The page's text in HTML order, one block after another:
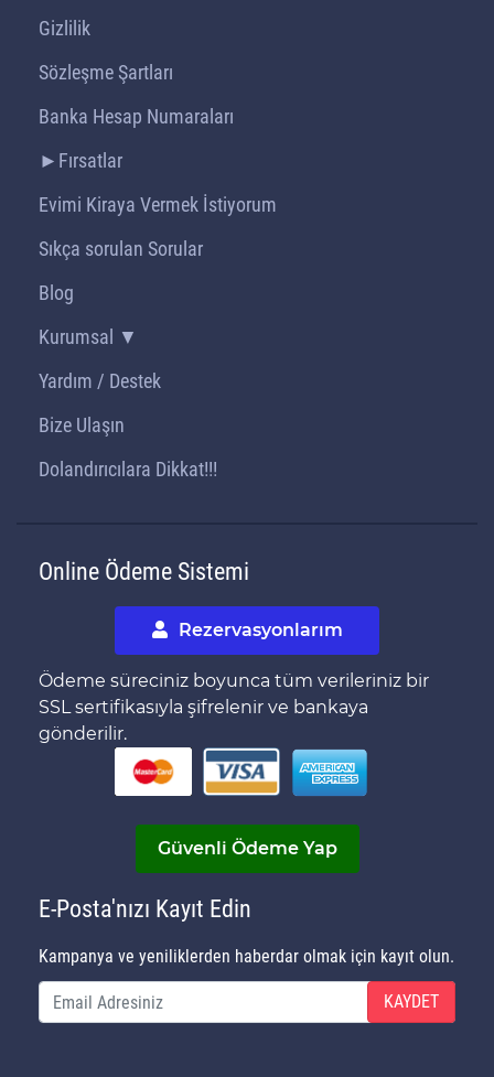
Gizlilik
Sözleşme Şartları
Banka Hesap Numaraları
►Fırsatlar
Evimi Kiraya Vermek İstiyorum
Sıkça sorulan Sorular
Blog
Kurumsal ▼
Yardım / Destek
Bize Ulaşın
Dolandırıcılara Dikkat!!!
Online Ödeme Sistemi
Rezervasyonlarım
Ödeme süreciniz boyunca tüm verileriniz bir
SSL sertifikasıyla şifrelenir ve bankaya
gönderilir.
Güvenli Ödeme Yap
E-Posta'nızı Kayıt Edin
Kampanya ve yeniliklerden haberdar olmak için kayıt olun.
KAYDET